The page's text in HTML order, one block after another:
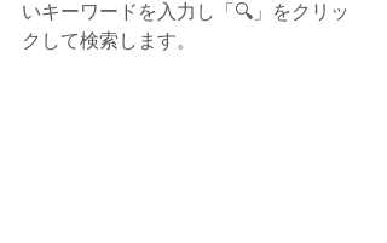
いキーワードを入力し「🔍」をクリッ
クして検索します。